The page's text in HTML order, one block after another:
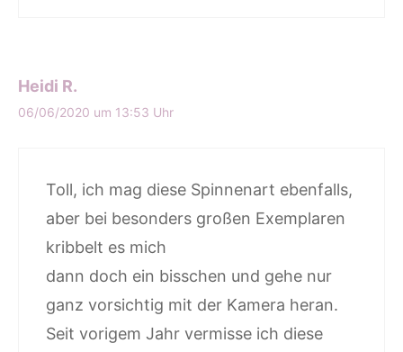
Heidi R.
06/06/2020 um 13:53 Uhr
Toll, ich mag diese Spinnenart ebenfalls,
aber bei besonders großen Exemplaren
kribbelt es mich
dann doch ein bisschen und gehe nur
ganz vorsichtig mit der Kamera heran.
Seit vorigem Jahr vermisse ich diese